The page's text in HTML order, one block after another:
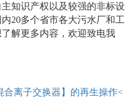
知识产权以及较强的非标设
20多个省市各大污水厂和工
解更多内容，欢迎致电我
合离子交换器】的再生操作<